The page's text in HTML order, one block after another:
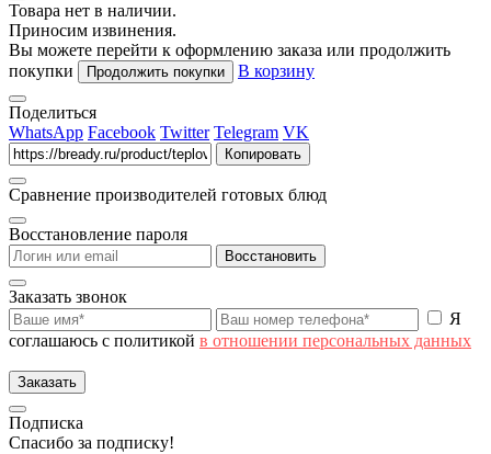
Товара нет в наличии.
Приносим извинения.
Вы можете перейти к оформлению заказа или продолжить
покупки
Продолжить покупки В корзину
Поделиться
WhatsApp Facebook Twitter Telegram VK
Копировать
Сравнение производителей готовых блюд
Восстановление пароля
Восстановить
Заказать звонок
Я
соглашаюсь с политикой в отношении персональных данных
Заказать
Подписка
Спасибо за подписку!